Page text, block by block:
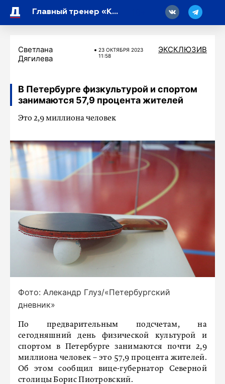
Главный тренер «Крыльев Советов» Игорь Осинькин: «Результат матча закономерен, сказалось высокое мастерство игроков «Зенита»
Светлана
Дягилева
23 ОКТЯБРЯ 2023
11:58
ЭКСКЛЮЗИВ
В Петербурге физкультурой и спортом
занимаются 57,9 процента жителей
Это 2,9 миллиона человек
Фото: Алекандр Глуз/«Петербургский
дневник»
По предварительным подсчетам, на
сегодняшний день физической культурой и
спортом в Петербурге занимаются почти 2,9
миллиона человек – это 57,9 процента жителей.
Об этом сообщил вице-губернатор Северной
столицы Борис Пиотровский.